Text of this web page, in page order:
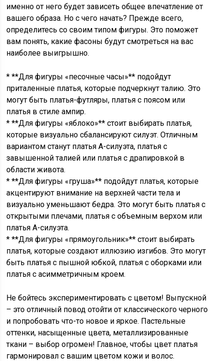
именно от него будет зависеть общее впечатление от
вашего образа. Но с чего начать? Прежде всего,
определитесь со своим типом фигуры. Это поможет
вам понять, какие фасоны будут смотреться на вас
наиболее выигрышно.
* **Для фигуры «песочные часы»** подойдут
приталенные платья, которые подчеркнут талию. Это
могут быть платья-футляры, платья с поясом или
платья в стиле ампир.
* **Для фигуры «яблоко»** стоит выбирать платья,
которые визуально сбалансируют силуэт. Отличным
вариантом станут платья А-силуэта, платья с
завышенной талией или платья с драпировкой в
области живота.
* **Для фигуры «груша»** подойдут платья, которые
акцентируют внимание на верхней части тела и
визуально уменьшают бедра. Это могут быть платья с
открытыми плечами, платья с объемным верхом или
платья А-силуэта.
* **Для фигуры «прямоугольник»** стоит выбирать
платья, которые создают иллюзию изгибов. Это могут
быть платья с пышной юбкой, платья с оборками или
платья с асимметричным кроем.
Не бойтесь экспериментировать с цветом! Выпускной
– это отличный повод отойти от классического черного
и попробовать что-то новое и яркое. Пастельные
оттенки, насыщенные цвета, металлизированные
ткани – выбор огромен! Главное, чтобы цвет платья
гармонировал с вашим цветом кожи и волос.